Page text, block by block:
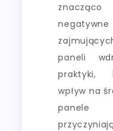
paneli
praktyki,
wpływ na
panele